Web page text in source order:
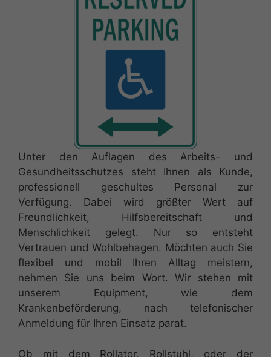
Unter den Auflagen des Arbeits- und
Gesundheitsschutzes steht Ihnen als Kunde,
professionell geschultes Personal zur
Verfügung. Dabei wird größter Wert auf
Freundlichkeit, Hilfsbereitschaft und
Menschlichkeit gelegt. Nur so entsteht
Vertrauen und Wohlbehagen. Möchten auch Sie
flexibel und mobil Ihren Alltag meistern,
nehmen Sie uns beim Wort. Wir stehen mit
unserem Equipment, wie dem
Krankenbeförderung, nach telefonischer
Anmeldung für Ihren Einsatz parat.
Ob mit dem Rollator, Rollstuhl, oder der